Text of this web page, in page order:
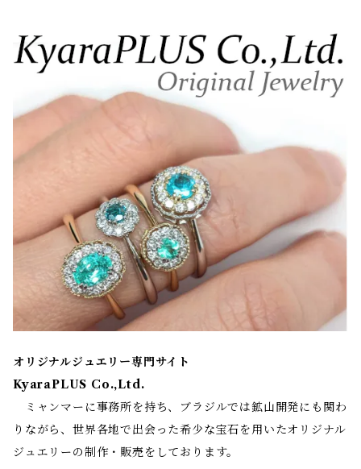
オリジナルジュエリー専門サイト
KyaraPLUS Co.,Ltd.
ミャンマーに事務所を持ち、ブラジルでは鉱山開発にも関わ
りながら、世界各地で出会った希少な宝石を用いたオリジナル
ジュエリーの制作・販売をしております。